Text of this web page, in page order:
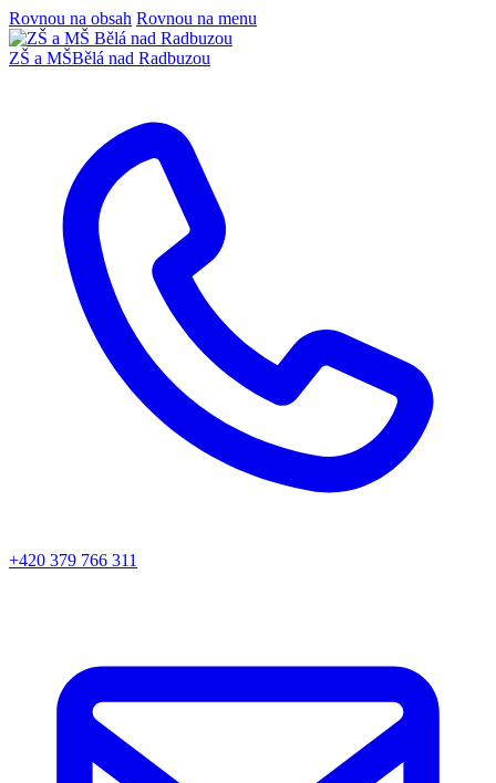
Rovnou na obsah Rovnou na menu
ZŠ a MŠBělá nad Radbuzou
+420 379 766 311